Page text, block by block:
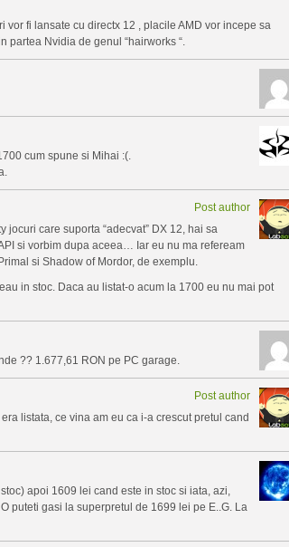
fi lansate cu directx 12 , placile AMD vor incepe sa
partea Nvidia de genul “hairworks “.
cum spune si Mihai :(.
Post author
care suporta “adecvat” DX 12, hai sa
si vorbim dupa aceea… Iar eu nu ma refeream
si Shadow of Mordor, de exemplu.
in stoc. Daca au listat-o acum la 1700 eu nu mai pot
?? 1.677,61 RON pe PC garage.
Post author
listata, ce vina am eu ca i-a crescut pretul cand
apoi 1609 lei cand este in stoc si iata, azi,
puteti gasi la superpretul de 1699 lei pe E..G. La